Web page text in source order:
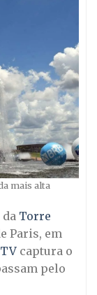
mais alta
Torre
Paris, em
captura o
pelo